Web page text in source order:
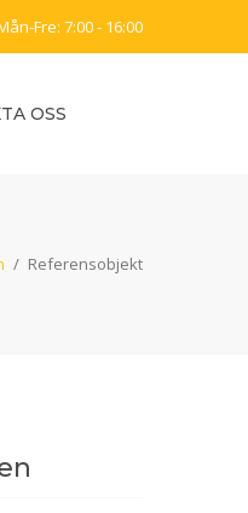
Fre: 7:00 - 16:00
OSS
/ Referensobjekt